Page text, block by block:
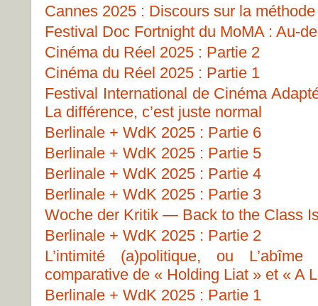
Cannes 2025 : Discours sur la méthode
Festival Doc Fortnight du MoMA : Au-
Cinéma du Réel 2025 : Partie 2
Cinéma du Réel 2025 : Partie 1
Festival International de Cinéma
La différence, c’est juste normal
Berlinale + WdK 2025 : Partie 6
Berlinale + WdK 2025 : Partie 5
Berlinale + WdK 2025 : Partie 4
Berlinale + WdK 2025 : Partie 3
Woche der Kritik — Back to the Class
Berlinale + WdK 2025 : Partie 2
L’intimité (a)politique, ou
comparative de « Holding Liat » et « A
Berlinale + WdK 2025 : Partie 1